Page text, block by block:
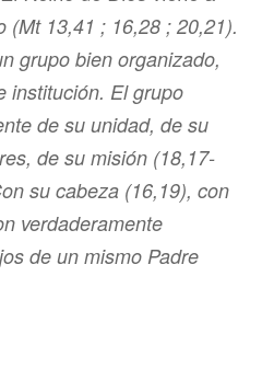
(Mt 13,41 ; 16,28 ; 20,21).
grupo bien organizado,
institución. El grupo
de su unidad, de su
de su misión (18,17-
su cabeza (16,19), con
verdaderamente
de un mismo Padre